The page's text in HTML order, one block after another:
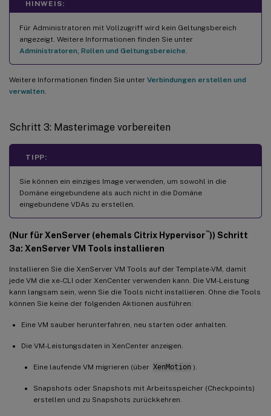
HINWEIS:
Für Administratoren mit Vollzugriff wird kein Geltungsbereich
angezeigt. Weitere Informationen finden Sie unter
Administratoren, Rollen und Geltungsbereiche.
Weitere Informationen finden Sie unter Verbindungen erstellen und
verwalten.
Schritt 3: Masterimage vorbereiten
TIPP:
Sie können ein einziges Image verwenden, um sowohl in die
Domäne eingebundene als auch nicht in die Domäne
eingebundene VDAs zu erstellen.
(Nur für XenServer (ehemals Citrix Hypervisor™)) Schritt
3a: XenServer VM Tools installieren
Installieren Sie die XenServer VM Tools auf der Template-VM, damit
jede VM die xe-CLI oder XenCenter verwenden kann. Die VM-Leistung
kann langsam sein, wenn Sie die Tools nicht installieren. Ohne die Tools
können Sie keine der folgenden Aktionen ausführen:
Eine VM sauber herunterfahren, neu starten oder anhalten.
Die VM-Leistungsdaten in XenCenter anzeigen.
Eine laufende VM migrieren (über XenMotion ).
Snapshots oder Snapshots mit Arbeitsspeicher (Checkpoints)
erstellen und zu Snapshots zurückkehren.